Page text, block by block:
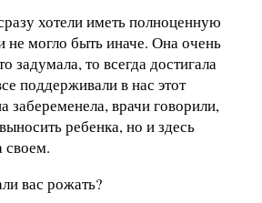
хотели иметь полноценную
могло быть иначе. Она очень
задумала, то всегда достигала
поддерживали в нас этот
забеременела, врачи говорили,
ребенка, но и здесь
своем.
вас рожать?